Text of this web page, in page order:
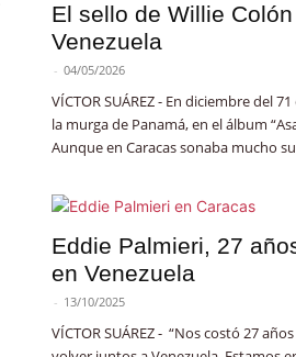
El sello de Willie
Venezuela
- 04/05/2026
VÍCTOR SUÁREZ - En diciembre del
la murga de Panamá, en el álbum
Aunque en Caracas sonaba mucho
Eddie Palmieri, 27
en Venezuela
- 13/10/2025
VÍCTOR SUÁREZ - “Nos costó 27